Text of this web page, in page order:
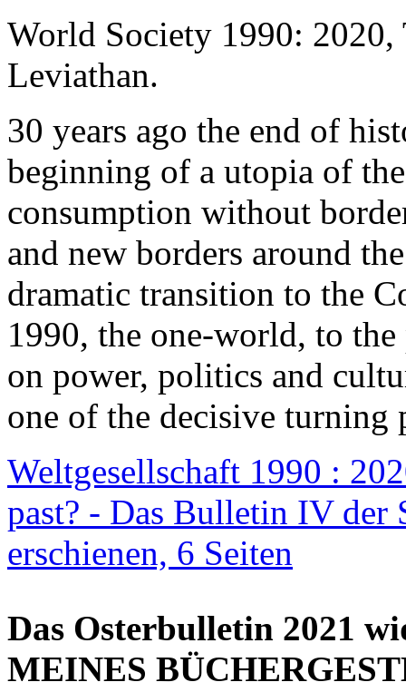
World Society 1990: 2020,
Leviathan.
30 years ago the end of
beginning of a utopia of
consumption without
and new borders around
dramatic transition to the
1990, the one-world, to the
on power, politics and
one of the decisive turning
Weltgesellschaft 1990 :
past? - Das Bulletin IV der
erschienen, 6 Seiten
Das Osterbulletin 2021
MEINES